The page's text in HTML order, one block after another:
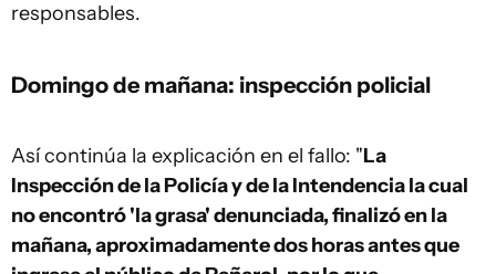
responsables.
Domingo de mañana: inspección policial
Así continúa la explicación en el fallo: "La
Inspección de la Policía y de la Intendencia la cual
no encontró 'la grasa' denunciada, finalizó en la
mañana, aproximadamente dos horas antes que